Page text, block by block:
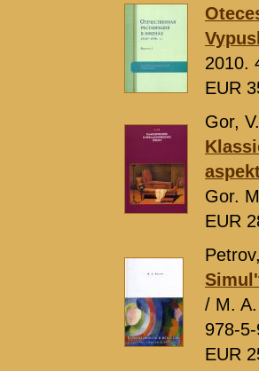
2010.
EUR
Gor, V.
Gor.
EUR
/ M.
978-
EUR